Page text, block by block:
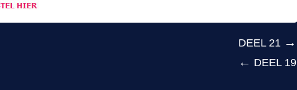
DEEL 21 →
← DEEL 19